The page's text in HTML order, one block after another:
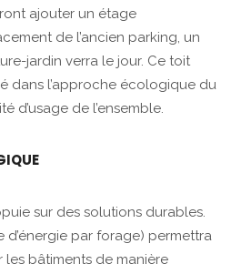
ajouter un étage
de l’ancien parking, un
jardin verra le jour. Ce toit
dans l’approche écologique du
d’usage de l’ensemble.
sur des solutions durables.
d’énergie par forage) permettra
bâtiments de manière